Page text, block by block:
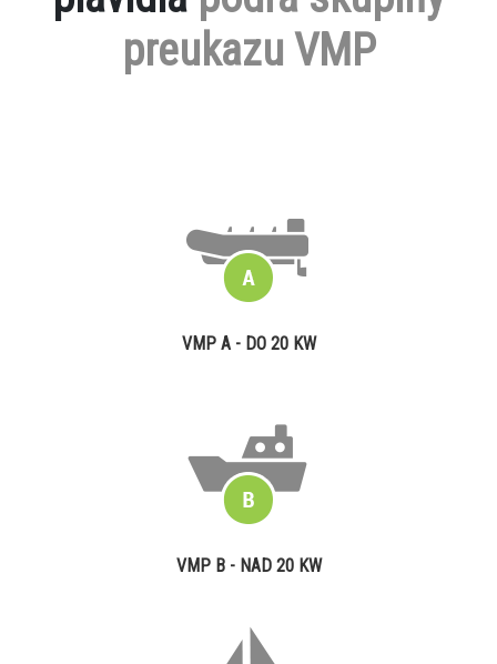
preukazu VMP
VMP A - DO 20 KW
VMP B - NAD 20 KW